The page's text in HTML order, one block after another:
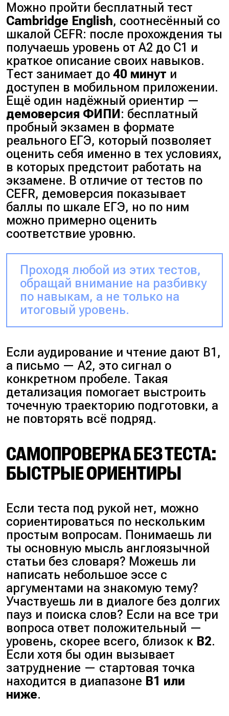
Можно пройти бесплатный тест
Cambridge English, соотнесённый со
шкалой CEFR: после прохождения ты
получаешь уровень от A2 до C1 и
краткое описание своих навыков.
Тест занимает до40 минут и
доступен в мобильном приложении.
Ещё один надёжный ориентир —
демоверсия ФИПИ : бесплатный
пробный экзамен в формате
реального ЕГЭ, который позволяет
оценить себя именно в тех условиях,
в которых предстоит работать на
экзамене. В отличие от тестов по
CEFR, демоверсия показывает
баллы по шкале ЕГЭ, но по ним
можно примерно оценить
соответствие уровню.
Проходя любой из этих тестов,
обращай внимание на разбивку
по навыкам, а не только на
итоговый уровень.
Если аудирование и чтение дают B1,
а письмо — A2, это сигнал о
конкретном пробеле. Такая
детализация помогает выстроить
точечную траекторию подготовки, а
не повторять всё подряд.
САМОПРОВЕРКА БЕЗ ТЕСТА:
БЫСТРЫЕ ОРИЕНТИРЫ
Если теста под рукой нет, можно
сориентироваться по нескольким
простым вопросам. Понимаешь ли
ты основную мысль англоязычной
статьи без словаря? Можешь ли
написать небольшое эссе с
аргументами на знакомую тему?
Участвуешь ли в диалоге без долгих
пауз и поиска слов? Если на все три
вопроса ответ положительный —
уровень, скорее всего, близок к B2.
Если хотя бы один вызывает
затруднение — стартовая точка
находится в диапазоне B1 или
ниже.